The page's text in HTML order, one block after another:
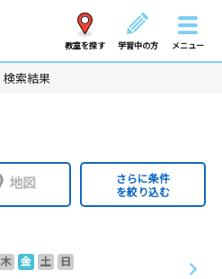
教室を探す 学習中の方 メニュー
検索結果
地図
さらに条件
を絞り込む
木 金 土
日